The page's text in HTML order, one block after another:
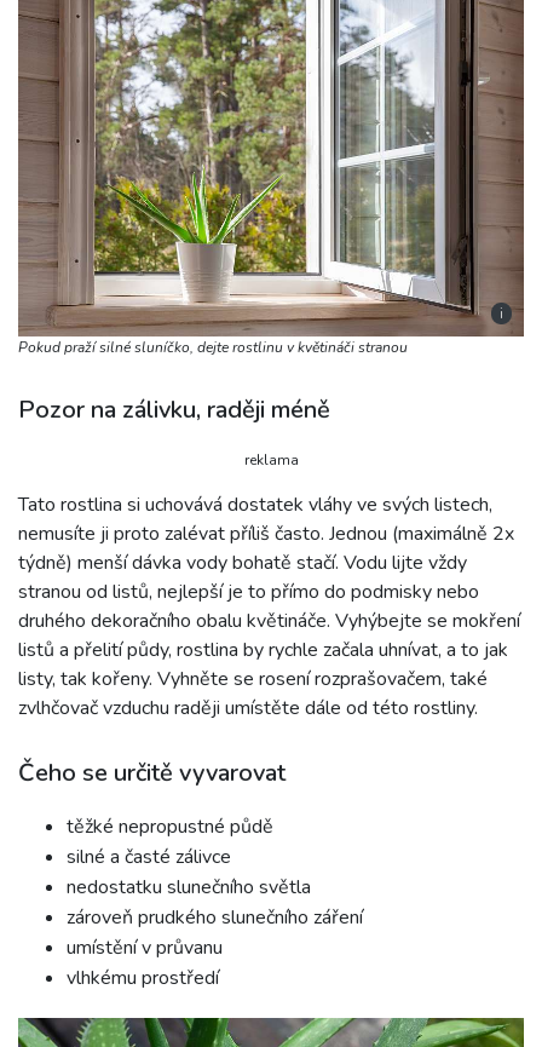
i
Pokud praží silné sluníčko, dejte rostlinu v květináči stranou
Pozor na zálivku, raději méně
reklama
Tato rostlina si uchovává dostatek vláhy ve svých listech,
nemusíte ji proto zalévat příliš často. Jednou (maximálně 2x
týdně) menší dávka vody bohatě stačí. Vodu lijte vždy
stranou od listů, nejlepší je to přímo do podmisky nebo
druhého dekoračního obalu květináče. Vyhýbejte se mokření
listů a přelití půdy, rostlina by rychle začala uhnívat, a to jak
listy, tak kořeny. Vyhněte se rosení rozprašovačem, také
zvlhčovač vzduchu raději umístěte dále od této rostliny.
Čeho se určitě vyvarovat
těžké nepropustné půdě
silné a časté zálivce
nedostatku slunečního světla
zároveň prudkého slunečního záření
umístění v průvanu
vlhkému prostředí